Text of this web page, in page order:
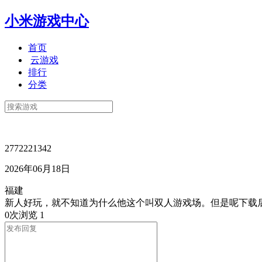
小米游戏中心
首页
云游戏
排行
分类
2772221342
2026年06月18日
福建
新人好玩，就不知道为什么他这个叫双人游戏场。但是呢下载
0次浏览 1